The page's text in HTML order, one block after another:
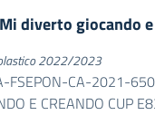
diverto giocando
2022/2023
FSEPON-CA-2021-
E CREANDO CUP